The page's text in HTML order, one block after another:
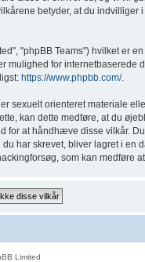
betyder, at du
"phpBB Teams") hvilket er
mulighed for internetbaserede
https://www.phpbb.com/.
orienteret materiale
kan dette medføre, at du
at håndhæve disse vilkår.
har skrevet, bliver lagret i en
som kan medføre
Limited